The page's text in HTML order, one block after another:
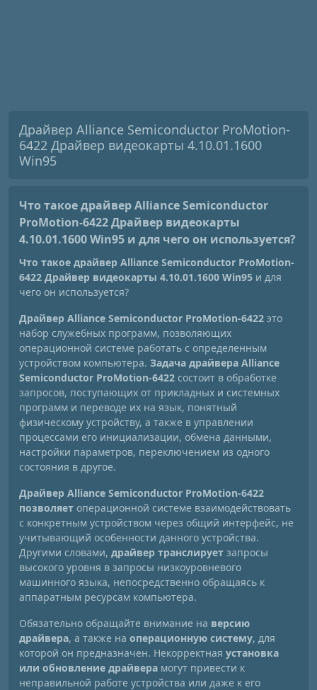
Драйвер Alliance Semiconductor ProMotion-
6422 Драйвер видеокарты 4.10.01.1600
Win95
Что такое драйвер Alliance Semiconductor
ProMotion-6422 Драйвер видеокарты
4.10.01.1600 Win95 и для чего он используется?
Что такое драйвер Alliance Semiconductor ProMotion-
6422 Драйвер видеокарты 4.10.01.1600 Win95 и для
чего он используется?
Драйвер Alliance Semiconductor ProMotion-6422 это
набор служебных программ, позволяющих
операционной системе работать с определенным
устройством компьютера. Задача драйвера Alliance
Semiconductor ProMotion-6422 состоит в обработке
запросов, поступающих от прикладных и системных
программ и переводе их на язык, понятный
физическому устройству, а также в управлении
процессами его инициализации, обмена данными,
настройки параметров, переключением из одного
состояния в другое.
Драйвер Alliance Semiconductor ProMotion-6422
позволяет операционной системе взаимодействовать
с конкретным устройством через общий интерфейс, не
учитывающий особенности данного устройства.
Другими словами, драйвер транслирует запросы
высокого уровня в запросы низкоуровневого
машинного языка, непосредственно обращаясь к
аппаратным ресурсам компьютера.
Обязательно обращайте внимание на версию
драйвера, а также на операционную систему, для
которой он предназначен. Некорректная установка
или обновление драйвера могут привести к
неправильной работе устройства или даже к его